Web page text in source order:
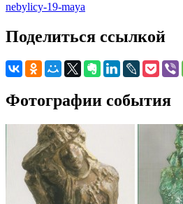
nebylicy-19-maya
Поделиться ссылкой
Фотографии события